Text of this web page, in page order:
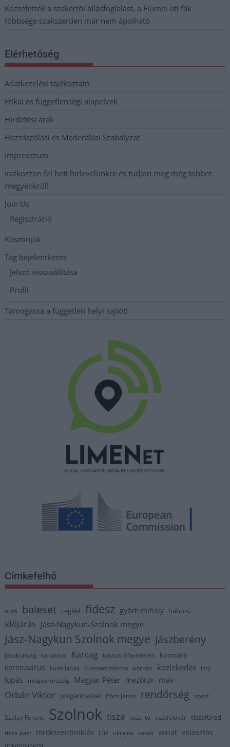
Közzétették a szakértői állásfoglalást, a Fiumei úti fák
többsége szakszerűen már nem ápolható
Elérhetőség
Adatkezelési tájékoztató
Etikai és függetlenségi alapelvek
Hirdetési árak
Hozzászólási és Moderálási Szabályzat
Impresszum
Iratkozzon fel heti hírlevelünkre és tudjon meg még többet
megyénkről!
Join Us
Regisztráció
Köszönjük
Tag bejelentkezés
Jelszó visszaállítása
Profil
Támogassa a független helyi sajtót!
Címkefelhő
autó baleset cegléd fidesz györfi mihály háború
időjárás Jász-Nagykun-Szolnok megye
Jász-Nagykun Szolnok megye Jászberény
Jászkunság karambol Karcag katasztrófavédelem kormány
koronavírus kosárlabda kunszentmárton kórház közlekedés lmp
lopás magyarország Magyar Péter mezőtúr máv
Orbán Viktor polgármester Pócs János rendőrség sport
Szalay Ferenc Szolnok tisza tisza-tó tiszaföldvár tiszafüred
tisza part törökszentmiklós tűz ukrajna vasút vonat választás
önkormányzat